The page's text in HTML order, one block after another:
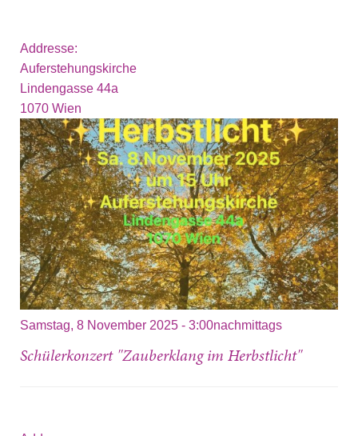
Addresse:
Auferstehungskirche
Lindengasse 44a
1070 Wien
Samstag, 8 November 2025 - 3:00nachmittags
Schülerkonzert "Zauberklang im Herbstlicht"